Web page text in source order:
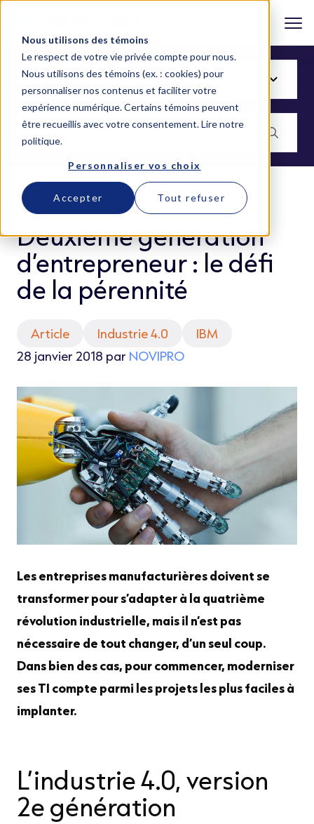
Nous utilisons des témoins
Le respect de votre vie privée compte pour nous.
Nous utilisons des témoins (ex. : cookies) pour
personnaliser nos contenus et faciliter votre
expérience numérique. Certains témoins peuvent
être recueillis avec votre consentement.Lire notre
politique.
Personnaliser vos choix
Accepter Tout refuser
BLOGUE
Deuxième génération
d’entrepreneur : le défi
de la pérennité
Article Industrie 4.0
IBM
28 janvier 2018 par NOVIPRO
Les entreprises manufacturières doivent se
transformer pour s’adapter à la quatrième
révolution industrielle, mais il n’est pas
nécessaire de tout changer, d’un seul coup.
Dans bien des cas, pour commencer, moderniser
ses TI compte parmi les projets les plus faciles à
implanter.
L’industrie 4.0, version
2e génération